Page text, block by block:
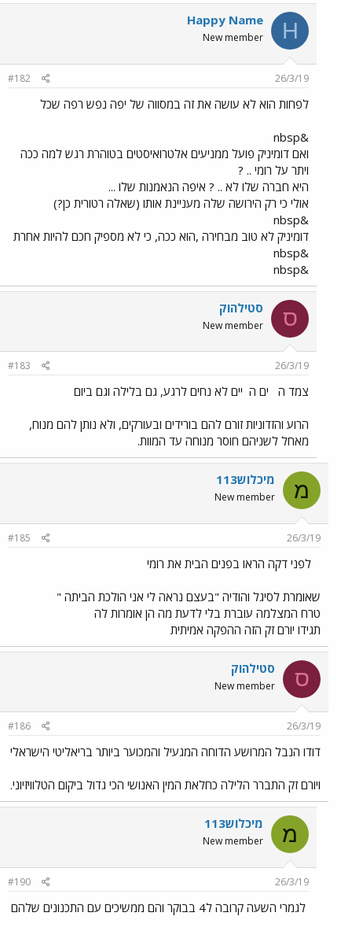
H
Happy Name
New member
26/3/19
#182
לפחות הוא לא עושה את זה במסווה של יפה נפש רפה שכל
&nbsp
ואם דומיניק פועל ממניעים אלטרואיסטים בטוהרת רגש למה ככה
ויתר על רומי .. ?
היא חברה שלו לא .. ? איפה הנאמנות שלו ...
אולי כי רק הירושה שלה מעניינת אותו (שאלה רטורית כן?)
&nbsp
דומיניק לא טוב מבחירה ,הוא ככה, כי לא מספיק חכם להיות אחרת
&nbsp
&nbsp
ס סטילהוק
New member
26/3/19
#183
צמד ה ים ה יים לא נחים לרגע, גם בלילה וגם ביום
הרוע והזדוניות זורם להם בורידים ובעורקים, ולא נותן להם מנוח,
מאחל לשניהם חוסר מנוחה עד המוות.
מ מיכלוש113
New member
26/3/19
#185
לפני דקה הראו בפנים הבית את רומי
שאומרת לסיגל והודיה "בעצם נראה לי אני הולכת הביתה "
טרח המצלמה עוברת בלי לדעת מה הן אומרות לה
תגידו יורם זק הזה ההפקה אמיתית
ס סטילהוק
New member
26/3/19
#186
דודו הנבל המרושע הדוחה המגעיל והמכוער ביותר בריאליטי הישראלי
ויורם זק התברר הלילה כחלאת המין האנושי הכי גדול ביקום הטלוויזיוני.
מ מיכלוש113
New member
26/3/19
#190
לגמרי השעה קרובה ל4 בבוקר והם ממשיכים עם התכנונים שלהם